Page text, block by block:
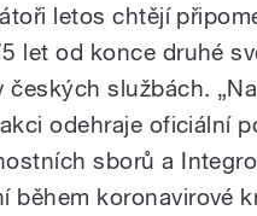
letos chtějí
let od konce druhé
českých službách.
odehraje oficiální
sborů a
během koronavirové